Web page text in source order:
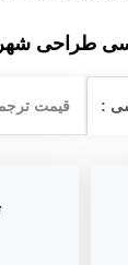
طراحی
: قیمت